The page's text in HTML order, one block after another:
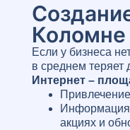
Коломне
Если у бизнеса
в среднем
Интернет –
Информация
акциях и